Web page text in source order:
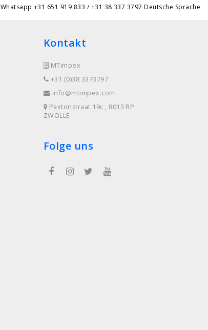
Whatsapp +31 651 919 833 / +31 38 337 3797 Deutsche Sprache
Kontakt
MTimpex
+31 (0)38 3373797
info@mtimpex.com
Paxtonstraat 19c , 8013 RP
ZWOLLE
Folge uns